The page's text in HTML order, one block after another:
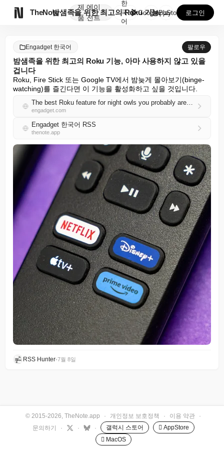
TheNote
제
품
에이
전트
밤샘족을 위한 최고의 Roku 기능, 아마 사용하지 않...
한
국
어
GooglePlay
AppStore 로그인
Engadget 한국어 팔로우
밤샘족을 위한 최고의 Roku 기능, 아마 사용하지 않고 있을
겁니다
Roku, Fire Stick 또는 Google TV에서 밤늦게 몰아보기(binge-
watching)를 즐긴다면 이 기능을 활성화하고 싶을 것입니다.
The best Roku feature for night owls you probably aren't using
engadget.com
Engadget 한국어 RSS
thenote.app
RSS Hunter•7월 8일
© 2015-2026, TheNote.app · 개인정보 보호정책 · 이용 약관
·
문의하기
· · · 갤럭시 스토어
 AppStore
 MacOS